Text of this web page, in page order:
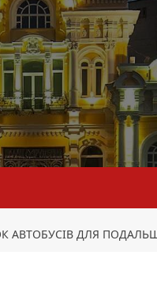
АВТОБУСІВ ДЛЯ